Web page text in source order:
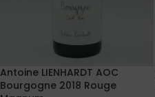
Antoine LIENHARDT AOC
Bourgogne 2018 Rouge